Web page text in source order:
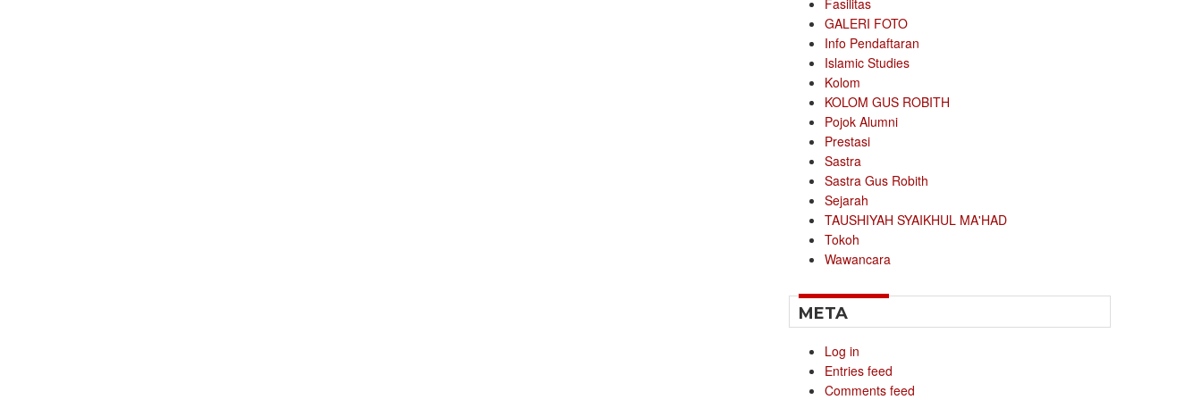
Fasilitas
GALERI FOTO
Info Pendaftaran
Islamic Studies
Kolom
KOLOM GUS ROBITH
Pojok Alumni
Prestasi
Sastra
Sastra Gus Robith
Sejarah
TAUSHIYAH SYAIKHUL MA'HAD
Tokoh
Wawancara
META
Log in
Entries feed
Comments feed